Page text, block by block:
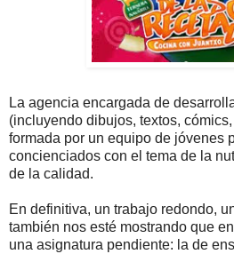
La agencia encargada de
(incluyendo dibujos, textos,
formada por un equipo de jóvenes
concienciados con el tema de la
de la calidad.
En definitiva, un trabajo redondo,
también nos esté mostrando que
una asignatura pendiente: la de